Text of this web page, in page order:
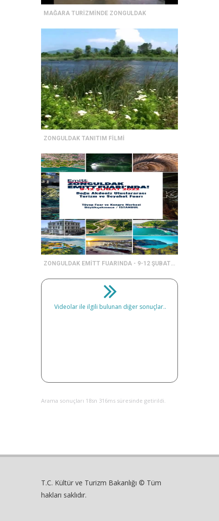
MAĞARA TURİZMİNDE ZONGULDAK
ZONGULDAK TANITIM FİLMİ
ZONGULDAK EMİTT FUARINDA - 9-12 ŞUBAT 2022
Videolar ile ilgili bulunan diğer sonuçlar..
Arama sonuçları 18sn 316ms süresinde getirildi.
T.C. Kültür ve Turizm Bakanlığı © Tüm
hakları saklıdır.